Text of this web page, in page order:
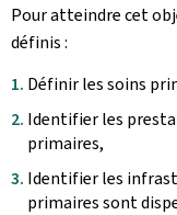
Pour atteindre cet
définis :
Définir les soins
Identifier les
primaires,
Identifier les
primaires sont